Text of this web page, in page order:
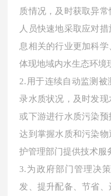
质情况，及时获取异
人员快速地采取应对
息相关的行业更加科学
体现地域内水生态环境
2.用于连续自动监测
录水质状况，及时发
或下游进行水质污染预
达到掌握水质和污染
护管理部门提供技术服
3.为政府部门管理决
发、提升配备、节省